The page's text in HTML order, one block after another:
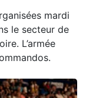
mardi
le secteur de
L’armée